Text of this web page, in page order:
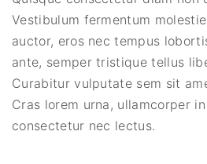
Vestibulum fermentum
auctor, eros nec tempus
ante, semper tristique tellus
Curabitur vulputate sem sit
Cras lorem urna, ullamcorper
consectetur nec lectus.